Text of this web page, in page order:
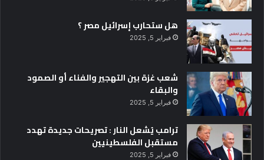
هل ستحارب إسرائيل مصر ؟
فبراير 5, 2025
شعب غزة بين التهجير والفناء أو الصمود
والبقاء
فبراير 5, 2025
ترامب يُشعل النار : تصريحات جديدة تهدد
مستقبل الفلسطينيين
فبراير 5, 2025